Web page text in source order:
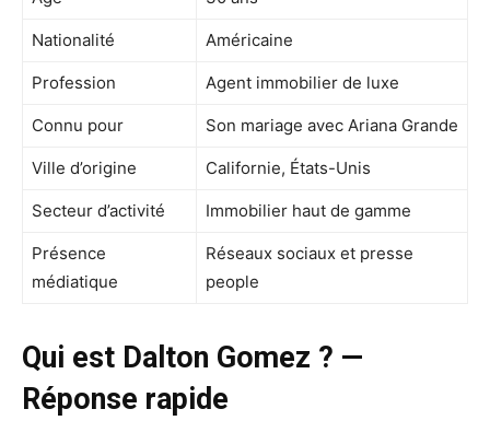
Nationalité Américaine
Profession Agent immobilier de luxe
Connu pour Son mariage avec Ariana Grande
Ville d’origine Californie, États-Unis
Secteur d’activité Immobilier haut de gamme
Présence
médiatique
Réseaux sociaux et presse
people
Qui est Dalton Gomez ? —
Réponse rapide